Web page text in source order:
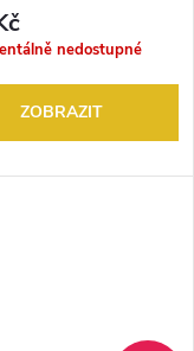
nedostupné
ZOBRAZIT